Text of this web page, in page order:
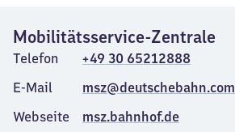
Mobilitätsservice-Zentrale
Telefon
+49 30 65212888
E-Mail
msz@deutschebahn.com
Webseite
msz.bahnhof.de